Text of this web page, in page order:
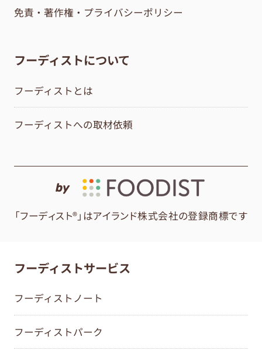
免責・著作権・プライバシーポリシー
フーディストについて
フーディストとは
フーディストへの取材依頼
by
「フーディスト®」はアイランド株式会社の登録商標です
フーディストサービス
フーディストノート
フーディストパーク